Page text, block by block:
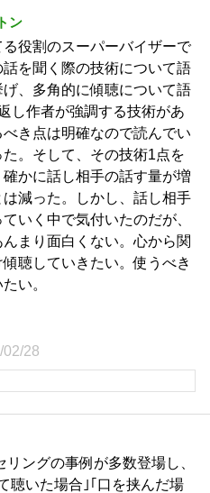
ン
役割のスーパーバイザーで
を聞く際の技術について語
、多角的に傾聴について語
し作者が強調する技術があ
き点は明確なので読んでい
。そして、その技術1点を
かに話し相手の話す量が増
減った。しかし、話し相手
いく中で気付いたのだが、
まり面白くない。心から関
聴していきたい。使うべき
い。
02/28
グの事例が多数登場し、
聴いた場合｣｢口を挟んだ場